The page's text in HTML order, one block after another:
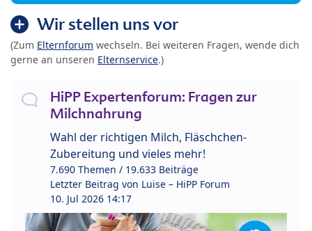
Wir stellen uns vor
(Zum Elternforum wechseln. Bei weiteren Fragen, wende dich
gerne an unseren Elternservice.)
HiPP Expertenforum: Fragen zur
Milchnahrung
Wahl der richtigen Milch, Fläschchen-
Zubereitung und vieles mehr!
7.690 Themen / 19.633 Beiträge
Letzter Beitrag von Luise – HiPP Forum
10. Jul 2026 14:17